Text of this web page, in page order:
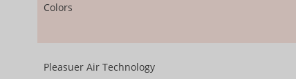
Colors
Pleasuer Air Technology